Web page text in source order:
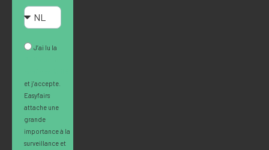
J’ai lu la
et j’accepte.
Easyfairs
attache une
grande
importance à la
surveillance et